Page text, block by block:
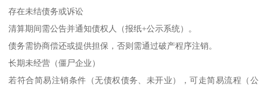
存在未结债务或诉讼
清算期间需公告并通知债权人（报纸+公示系统）。
债务需协商偿还或提供担保，否则需通过破产程序注销。
长期未经营（僵尸企业）
若符合简易注销条件（无债权债务、未开业），可走简易流程（公